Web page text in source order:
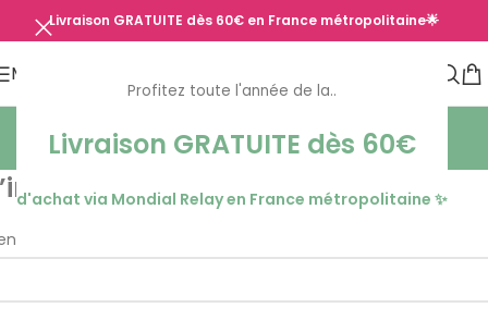
Profitez toute l'année de la..
Livraison GRATUITE dès 60€
d'achat via Mondial Relay en France métropolitaine ✨
Livraison GRATUITE dès 60€ en France métropolitaine🌟
MENU
Mon compte
Accueil/ Mon compte